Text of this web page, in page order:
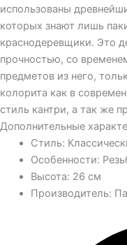
использованы
которых знают лишь
краснодеревщики. Это
прочностью, со
предметов из него,
колорита как в
стиль кантри, а так же
Дополнительные
Стиль:
Особенности:
Высота: 26 см
Производитель: